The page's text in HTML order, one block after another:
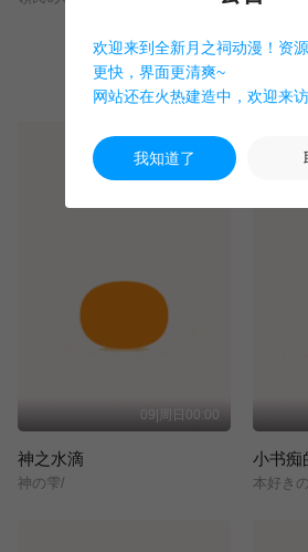
09|周日00:00
神之水滴
神の雫/
欢迎来到全新月之祠动漫！资
更快，界面更清爽~
网站还在火热建造中，欢迎来访
我知道了